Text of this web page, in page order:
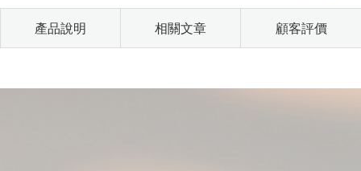
產品說明 相關文章 顧客評價